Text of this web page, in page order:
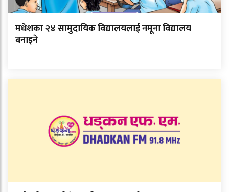
मधेशका २४ सामुदायिक विद्यालयलाई नमूना विद्यालय
बनाइने